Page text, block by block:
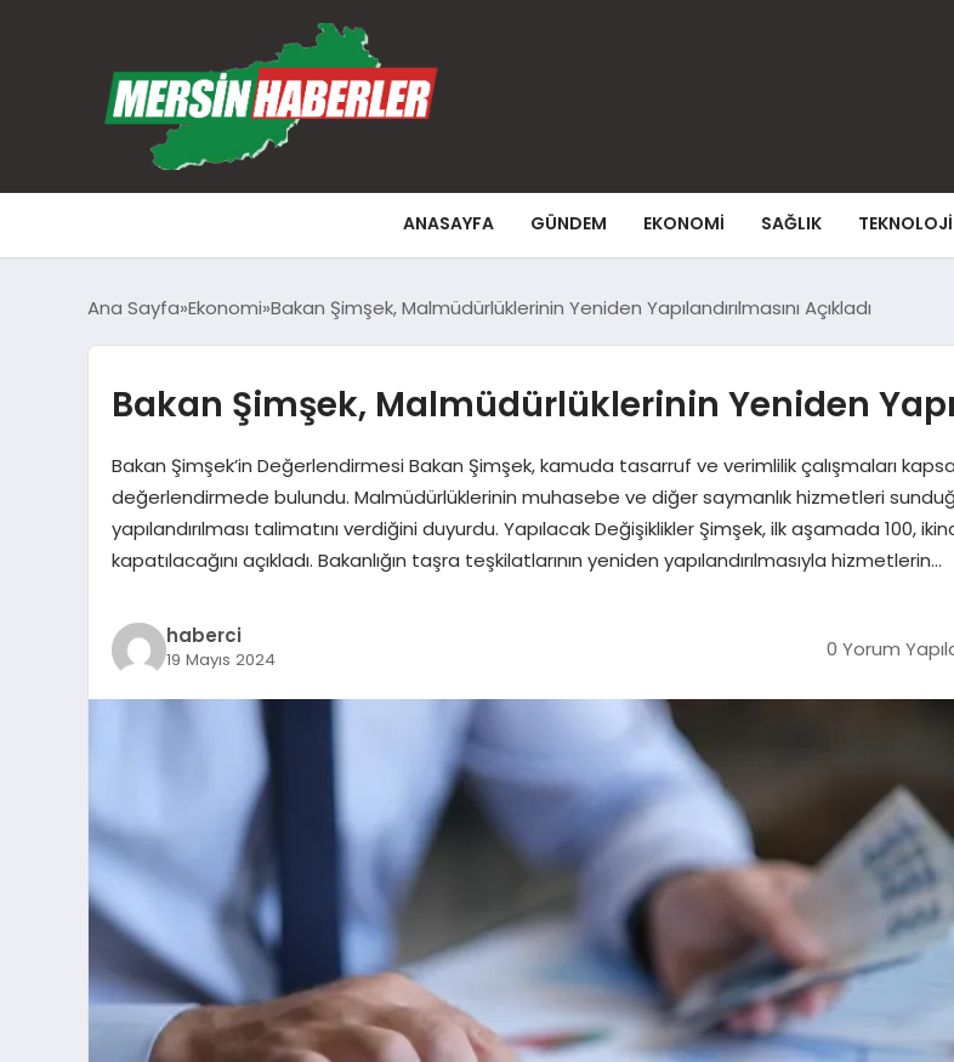
ANASAYFA GÜNDEM EKONOMI SAĞLIK TEKNOLOJI
Ana Sayfa Ekonomi Bakan Şimşek, Malmüdürlüklerinin Yeniden Yapılandırılmasını Açıkladı
Bakan Şimşek, Malmüdürlüklerinin Yeniden
Bakan Şimşek’in Değerlendirmesi Bakan Şimşek, kamuda tasarruf ve verimlilik çalışmaları
değerlendirmede bulundu. Malmüdürlüklerinin muhasebe ve diğer saymanlık hizmetleri
yapılandırılması talimatını verdiğini duyurdu. Yapılacak Değişiklikler Şimşek, ilk aşamada
kapatılacağını açıkladı. Bakanlığın taşra teşkilatlarının yeniden yapılandırılmasıyla hizmetlerin…
haberci
19 Mayıs 2024 0 Yorum